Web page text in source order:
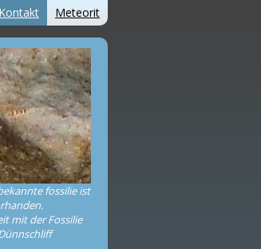
Meteorit
fossilie ist
mit der Fossilie